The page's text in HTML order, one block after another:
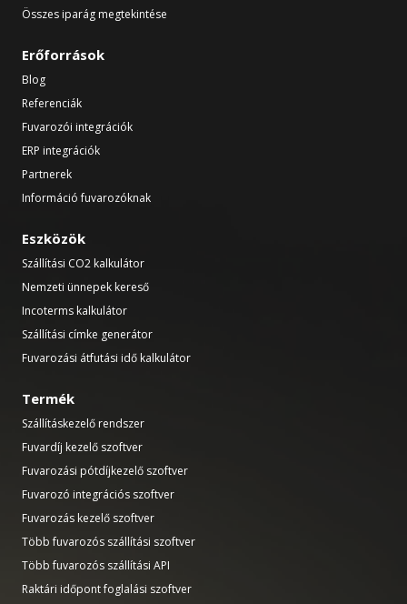
Összes iparág megtekintése
Erőforrások
Blog
Referenciák
Fuvarozói integrációk
ERP integrációk
Partnerek
Információ fuvarozóknak
Eszközök
Szállítási CO2 kalkulátor
Nemzeti ünnepek kereső
Incoterms kalkulátor
Szállítási címke generátor
Fuvarozási átfutási idő kalkulátor
Termék
Szállításkezelő rendszer
Fuvardíj kezelő szoftver
Fuvarozási pótdíjkezelő szoftver
Fuvarozó integrációs szoftver
Fuvarozás kezelő szoftver
Több fuvarozós szállítási szoftver
Több fuvarozós szállítási API
Raktári időpont foglalási szoftver